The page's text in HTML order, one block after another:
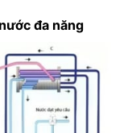
đa năng